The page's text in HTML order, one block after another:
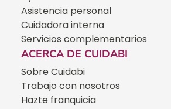
Asistencia personal
Cuidadora interna
Servicios complementarios
ACERCA DE CUIDABI
Sobre Cuidabi
Trabajo con nosotros
Hazte franquicia